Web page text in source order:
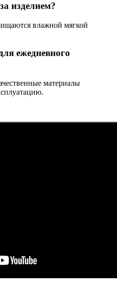
изделием?
влажной мягкой
ежедневного
материалы